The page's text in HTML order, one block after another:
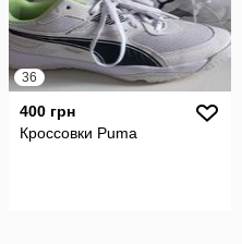
36
400 грн
Кроссовки Puma